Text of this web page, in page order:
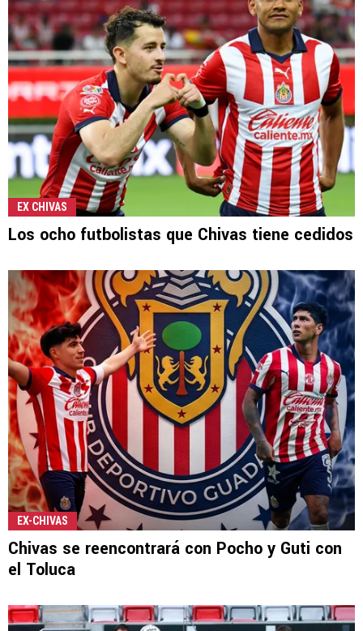
EX CHIVAS
Los ocho futbolistas que Chivas tiene cedidos
EX-CHIVAS
Chivas se reencontrará con Pocho y Guti con
el Toluca